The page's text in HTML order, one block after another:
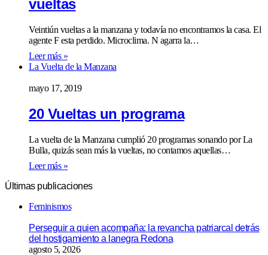
vueltas
Veintiún vueltas a la manzana y todavía no encontramos la casa. El
agente F esta perdido. Microclima. N agarra la…
Leer más »
La Vuelta de la Manzana
mayo 17, 2019
20 Vueltas un programa
La vuelta de la Manzana cumplió 20 programas sonando por La
Bulla, quizás sean más la vueltas, no contamos aquellas…
Leer más »
Últimas publicaciones
Feminismos
Perseguir a quien acompaña: la revancha patriarcal detrás
del hostigamiento a lanegra Redona
agosto 5, 2026